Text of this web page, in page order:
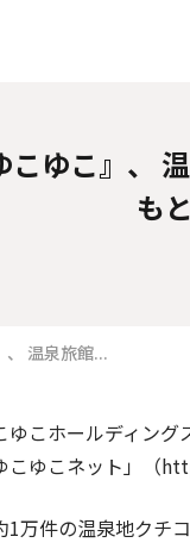
ゆこ』、
も
温泉旅館...
こホールディン
こゆこネット」（
万件の温泉地クチ